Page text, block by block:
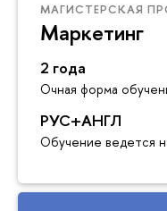
МАГИСТЕРСКАЯ
Маркетинг
2 года
Очная форма
РУС+АНГЛ
Обучение ведется